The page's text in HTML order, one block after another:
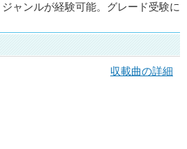
ャンルが経験可能。グレード受験に
収載曲の詳細